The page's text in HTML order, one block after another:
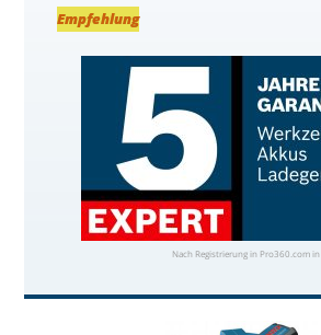
Empfehlung
Nach Registrierung in Pro360.com in